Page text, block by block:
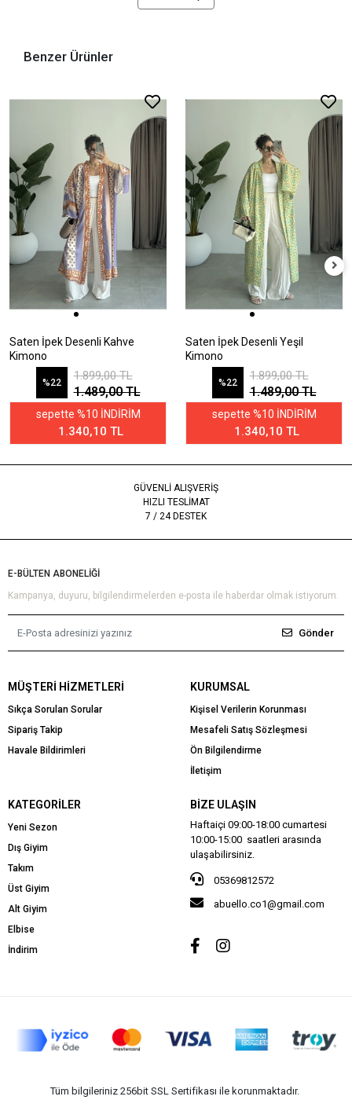
Benzer Ürünler
Saten İpek Desenli Kahve
Kimono
%22
1.899,00 TL
1.489,00 TL
sepette %10 İNDİRİM
1.340,10 TL
Saten İpek Desenli Yeşil
Kimono
%22
1.899,00 TL
1.489,00 TL
sepette %10 İNDİRİM
1.340,10 TL
GÜVENLİ ALIŞVERİŞ
HIZLI TESLİMAT
7 / 24 DESTEK
E-BÜLTEN ABONELİĞİ
Kampanya, duyuru, bilgilendirmelerden e-posta ile haberdar olmak istiyorum.
Gönder
MÜŞTERI HIZMETLERI
Sıkça Sorulan Sorular
Sipariş Takip
Havale Bildirimleri
KURUMSAL
Kişisel Verilerin Korunması
Mesafeli Satış Sözleşmesi
Ön Bilgilendirme
İletişim
KATEGORILER
Yeni Sezon
Dış Giyim
Takım
Üst Giyim
Alt Giyim
Elbise
İndirim
BIZE ULAŞIN
Haftaiçi 09:00-18:00 cumartesi
10:00-15:00 saatleri arasında
ulaşabilirsiniz.
05369812572
abuello.co1@gmail.com
Tüm bilgileriniz 256bit SSL Sertifikası ile korunmaktadır.